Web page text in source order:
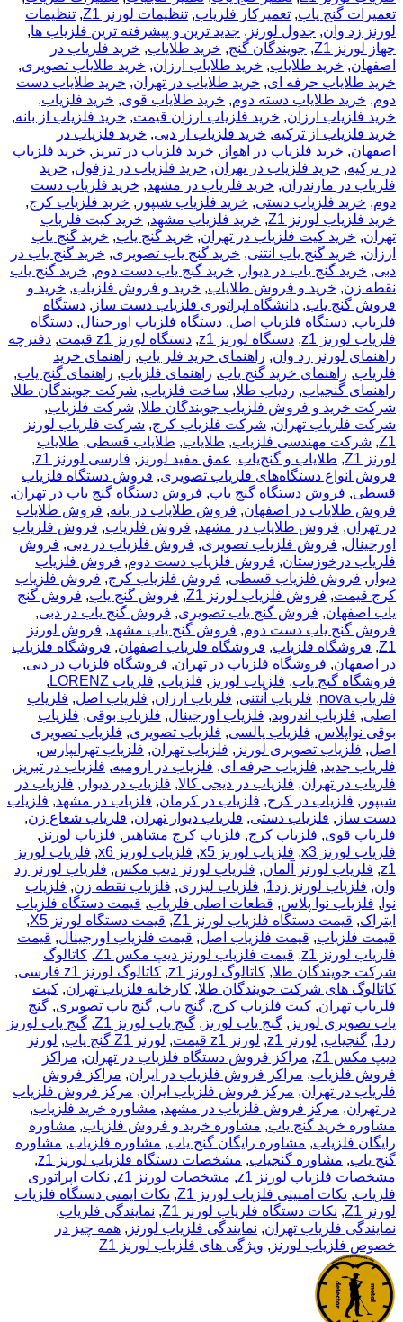
تعمیرات گنج یاب, تعمیرکار فلزیاب, تنظیمات لورنز Z1 , تنظیمات
لورنز زد وان, جدول لورنز , جدید ترین و پیشرفته ترین فلزیاب ها,
جهاز لورنز Z1
, جویندگان گنج, خريد طلاياب, خريد فلزياب در
اصفهان, خرید طلایاب, خرید طلایاب ارزان, خرید طلایاب تصویری,
خرید طلایاب حرفه ای, خرید طلایاب در تهران, خرید طلایاب دست
دوم, خرید طلایاب دسته دوم, خرید طلایاب قوی, خرید فلزیاب,
خرید فلزیاب ارزان, خرید فلزیاب ارزان قیمت, خرید فلزیاب از بانه,
خرید فلزیاب از ترکیه, خرید فلزیاب از دبی, خرید فلزیاب در
اصفهان, خرید فلزیاب در اهواز , خرید فلزیاب در تبریز , خرید فلزیاب
در ترکیه, خرید فلزیاب در تهران, خرید فلزیاب در دزفول, خرید
فلزیاب در مازندران, خرید فلزیاب در مشهد, خرید فلزیاب دست
دوم, خرید فلزیاب دستی, خرید فلزیاب شیپور , خرید فلزیاب کرج,
خرید فلزیاب لورنز Z1
, خرید فلزیاب مشهد, خرید کیت فلزیاب
تهران, خرید کیت فلزیاب در تهران, خرید گنج یاب, خرید گنج یاب
ارزان, خرید گنج یاب انتنی, خرید گنج یاب تصویری, خرید گنج یاب در
دبی, خرید گنج یاب در دیوار , خرید گنج یاب دست دوم, خرید گنج یاب
نقطه زن, خرید و فروش طلایاب, خرید و فروش فلزیاب, خرید و
فروش گنج یاب, دانشگاه اپراتوری فلزیاب دست ساز , دستگاه
فلزیاب, دستگاه فلزیاب اصل, دستگاه فلزیاب اورجینال, دستگاه
فلزیاب لورنز z1
, دستگاه لورنز z1 , دستگاه لورنز z1 قیمت , دفترچه
راهنمای لورنز زد وان, راهنمای خرید فلز یاب, راهنمای خرید
فلزیاب, راهنمای خرید گنج یاب, راهنمای فلزیاب, راهنمای گنج یاب,
راهنمای گنجیاب, ردیاب طلا, ساخت فلزیاب, شرکت جویندگان طلا,
شرکت خرید و فروش فلزیاب جویندگان طلا, شرکت فلزیاب,
شرکت فلزیاب تهران, شرکت فلزیاب کرج, شرکت فلزیاب لورنز
Z1
, شرکت مهندسی فلزیاب, طلایاب, طلایاب قسطی, طلایاب
لورنز Z1
, طلایاب و گنج‌یاب, عمق مفید لورنز , فارسی لورنز z1
,
فروش انواع دستگاه‌های فلزیاب تصویری, فروش دستگاه فلزیاب
قسطی, فروش دستگاه گنج یاب, فروش دستگاه گنج یاب در تهران,
فروش طلایاب در اصفهان, فروش طلایاب در بانه, فروش طلایاب
در تهران, فروش طلایاب در مشهد, فروش فلزیاب, فروش فلزیاب
اورجینال, فروش فلزیاب تصویری, فروش فلزیاب در دبی, فروش
فلزیاب درخوزستان, فروش فلزیاب دست دوم, فروش فلزیاب
دیوار , فروش فلزیاب قسطی, فروش فلزیاب کرج, فروش فلزیاب
کرج قیمت, فروش فلزیاب لورنز Z1 , فروش گنج یاب, فروش گنج
یاب اصفهان, فروش گنج یاب تصویری, فروش گنج یاب در دبی,
فروش گنج یاب دست دوم, فروش گنج یاب مشهد, فروش لورنز
Z1
, فروشگاه فلزیاب, فروشگاه فلزیاب اصفهان, فروشگاه فلزیاب
در اصفهان, فروشگاه فلزیاب در تهران, فروشگاه فلزیاب در دبی,
فروشگاه گنج یاب, فلزياب لورنز , فلزیاب, فلزیاب LORENZ
,
فلزیاب nova
, فلزیاب آنتنی, فلزیاب ارزان, فلزیاب اصل, فلزیاب
اصلی, فلزیاب اندروید, فلزیاب اورجینال, فلزیاب بوقی, فلزیاب
بوقی نواپلاس, فلزیاب پالسی, فلزیاب تصویری, فلزیاب تصویری
اصل, فلزیاب تصویری لورنز , فلزیاب تهران, فلزیاب تهرانپارس,
فلزیاب جدید, فلزیاب حرفه ای, فلزیاب در ارومیه, فلزیاب در تبریز ,
فلزیاب در تهران, فلزیاب در دیجی کالا, فلزیاب در دیوار , فلزیاب در
شیپور , فلزیاب در کرج, فلزیاب در کرمان, فلزیاب در مشهد, فلزیاب
دست ساز , فلزیاب دستی, فلزیاب دیوار تهران, فلزیاب شعاع زن,
فلزیاب قوی, فلزیاب کرج, فلزیاب کرج مشاهیر , فلزیاب لورنز ,
فلزیاب لورنز x3
, فلزیاب لورنز x5 , فلزیاب لورنز x6 , فلزیاب لورنز
z1
, فلزیاب لورنز آلمان, فلزیاب لورنز دیپ مکس, فلزیاب لورنز زد
وان, فلزیاب لورنز زد1 , فلزیاب لیزری, فلزیاب نقطه زن, فلزیاب
نوا , فلزیاب نوا پلاس, قطعات اصلی فلزیاب, قیمت دستگاه فلزیاب
ایتراک, قیمت دستگاه فلزیاب لورنز Z1 , قیمت دستگاه لورنز X5
,
قیمت فلزیاب, قیمت فلزیاب اصل, قیمت فلزیاب اورجینال, قیمت
فلزیاب لورنز z1
, قیمت فلزیاب لورنز دیپ مکس Z1 , کاتالوگ
شرکت جویندگان طلا, کاتالوگ لورنز z1 , کاتالوگ لورنز z1 فارسی
,
کاتالوگ های شرکت جویندگان طلا, کارخانه فلزیاب تهران, کیت
فلزیاب تهران, کیت فلزیاب کرج, گنج یاب, گنج یاب تصویری, گنج
یاب تصویری لورنز , گنج یاب لورنز , گنج یاب لورنز Z1 , گنج یاب لورنز
زد1
, گنجیاب, لورنز z1 , لورنز z1 قیمت , لورنز Z1 گنج یاب , لورنز
دیپ مکس z1
, مراکز فروش دستگاه فلزیاب در تهران, مراکز
فروش فلزیاب, مراکز فروش فلزیاب در ایران, مراکز فروش
فلزیاب در تهران, مرکز فروش فلزیاب ایران, مرکز فروش فلزیاب
در تهران, مرکز فروش فلزیاب در مشهد, مشاوره خرید فلزیاب,
مشاوره خرید گنج یاب, مشاوره خرید و فروش فلزیاب, مشاوره
رایگان فلزیاب, مشاوره رایگان گنج یاب, مشاوره فلزیاب, مشاوره
گنج یاب, مشاوره گنجیاب, مشخصات دستگاه فلزیاب لورنز z1
,
مشخصات فلزیاب لورنز z1
, مشخصات لورنز z1 , نکات اپراتوری
فلزیاب, نکات امنیتی فلزیاب لورنز Z1 , نکات ایمنی دستگاه فلزیاب
لورنز Z1
, نکات دستگاه فلزیاب لورنز Z1 , نمایندگی فلزیاب,
نمایندگی فلزیاب تهران, نمایندگی فلزیاب لورنز , همه چیز در
خصوص فلزیاب لورنز , ویژگی های فلزیاب لورنز Z1